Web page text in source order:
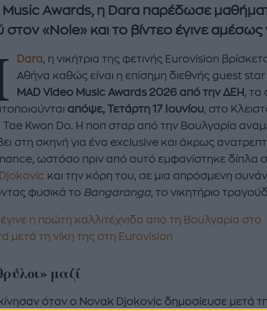
Awards, η Dara παρέδωσε
στον «Nole» και το βίντεο έγινε αμέσως
Dara, η νικήτρια της φετινής Eurovision
Αθήνα καθώς είναι η επίσημη διεθνής guest star
MAD Video Music Awards 2026 από την ΔΕΗ , τα
απόψε, Τετάρτη 17 Ιουνίου, στο
Tae Kwon Do. Η ποπ σταρ από την Βουλγαρία
στη σκηνή για ένα exclusive και άκρως
ωστόσο πριν από αυτό εμφανίστηκε δίπλα
και την κόρη του, σε μια απρόσμενη
φυσικά το Bangaranga, το νικητήριο
η πρώτη καλλιτέχνιδα από τη Βουλγαρία στο
μετά τη νίκη της στη Eurovision
μαζί
όταν ο Novak Djokovic δημοσίευσε μετά τη
ΑΠΟΣΤΟΛΟΠΟΥΛΟΥ
καλοκαιρινή
σαλάτα με
ΔΑΦΝΗ ΚΑΡΑΒΟΚΥΡΗ
Nτίνα Νικολάου: «Όταν
έπαθα την πρώτη κρίση
πεθάνω»